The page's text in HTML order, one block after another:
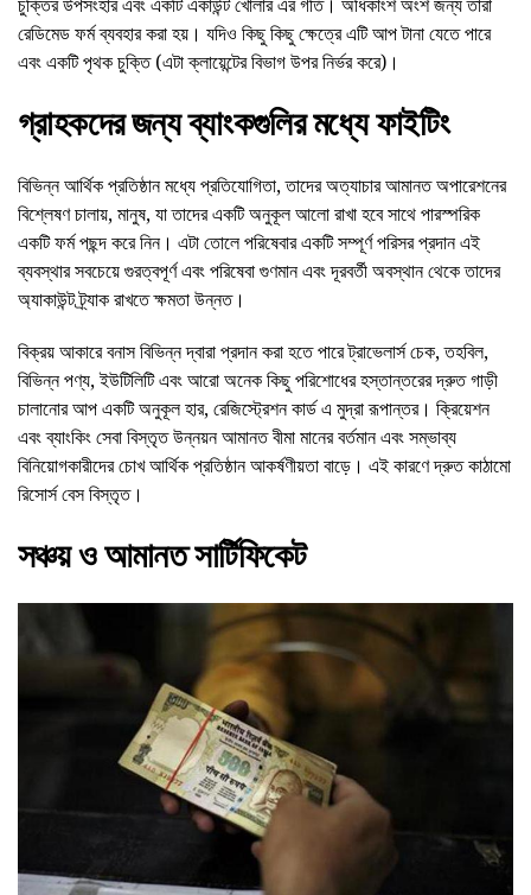
রেডিমেড ফর্ম ব্যবহার করা হয়। যদিও কিছু কিছু ক্ষেত্রে এটি আপ টানা যেতে পারে
এবং একটি পৃথক চুক্তি (এটা ক্লায়েন্টের বিভাগ উপর নির্ভর করে)।
গ্রাহকদের জন্য ব্যাংকগুলির মধ্যে ফাইটিং
বিভিন্ন আর্থিক প্রতিষ্ঠান মধ্যে প্রতিযোগিতা, তাদের অত্যাচার আমানত অপারেশনের
বিশ্লেষণ চালায়, মানুষ, যা তাদের একটি অনুকূল আলো রাখা হবে সাথে পারস্পরিক
একটি ফর্ম পছন্দ করে নিন। এটা তোলে পরিষেবার একটি সম্পূর্ণ পরিসর প্রদান এই
ব্যবস্থার সবচেয়ে গুরত্বপূর্ণ এবং পরিষেবা গুণমান এবং দূরবর্তী অবস্থান থেকে তাদের
অ্যাকাউন্ট ট্র্যাক রাখতে ক্ষমতা উন্নত।
বিক্রয় আকারে বনাস বিভিন্ন দ্বারা প্রদান করা হতে পারে ট্রাভেলার্স চেক, তহবিল,
বিভিন্ন পণ্য, ইউটিলিটি এবং আরো অনেক কিছু পরিশোধের হস্তান্তরের দ্রুত গাড়ী
চালানোর আপ একটি অনুকূল হার, রেজিস্ট্রেশন কার্ড এ মুদ্রা রূপান্তর। ক্রিয়েশন
এবং ব্যাংকিং সেবা বিস্তৃত উন্নয়ন আমানত বীমা মানের বর্তমান এবং সম্ভাব্য
বিনিয়োগকারীদের চোখ আর্থিক প্রতিষ্ঠান আকর্ষণীয়তা বাড়ে। এই কারণে দ্রুত কাঠামো
রিসোর্স বেস বিস্তৃত।
সঞ্চয় ও আমানত সার্টিফিকেট